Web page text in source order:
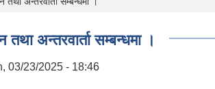
अन्तरवार्ता सम्बन्धमा ।
03/23/2025 - 18:46